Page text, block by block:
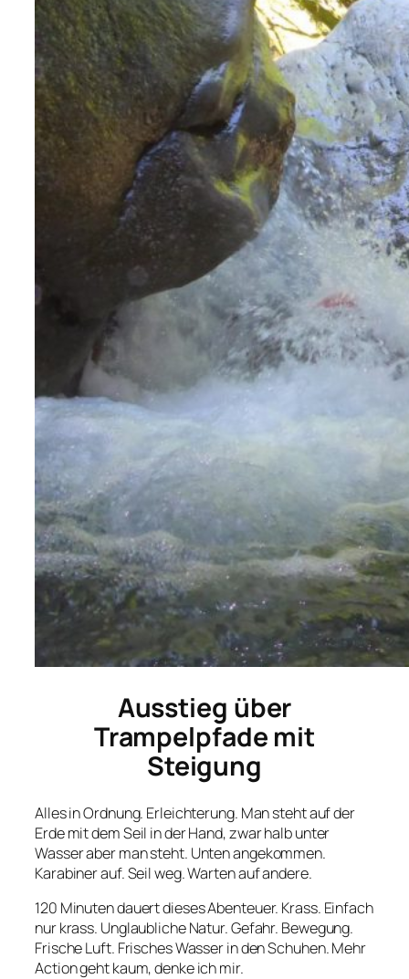
Ausstieg über
Trampelpfade mit
Steigung
Alles in Ordnung. Erleichterung. Man steht auf der
Erde mit dem Seil in der Hand, zwar halb unter
Wasser aber man steht. Unten angekommen.
Karabiner auf. Seil weg. Warten auf andere.
120 Minuten dauert dieses Abenteuer. Krass. Einfach
nur krass. Unglaubliche Natur. Gefahr. Bewegung.
Frische Luft. Frisches Wasser in den Schuhen. Mehr
Action geht kaum, denke ich mir.